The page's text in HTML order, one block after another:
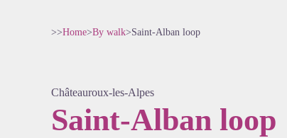
>>Home>By walk>Saint-Alban loop
Châteauroux-les-Alpes
Saint-Alban loop